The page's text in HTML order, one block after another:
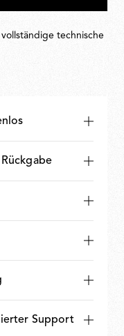
technische
Support